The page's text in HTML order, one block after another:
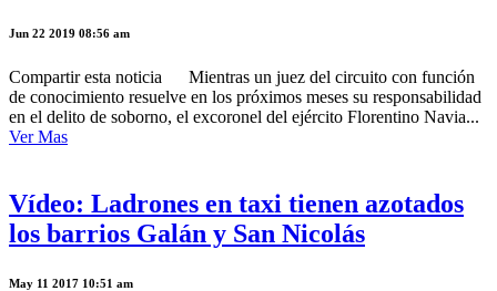
Jun 22 2019 08:56 am
Compartir esta noticia Mientras un juez del circuito con función
de conocimiento resuelve en los próximos meses su responsabilidad
en el delito de soborno, el excoronel del ejército Florentino Navia...
Ver Mas
Vídeo: Ladrones en taxi tienen azotados
los barrios Galán y San Nicolás
May 11 2017 10:51 am